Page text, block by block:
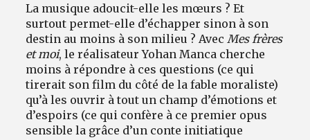
La musique adoucit-elle les mœurs ? Et
surtout permet-elle d’échapper sinon à son
destin au moins à son milieu ? Avec Mes frères
et moi, le réalisateur Yohan Manca cherche
moins à répondre à ces questions (ce qui
tirerait son film du côté de la fable moraliste)
qu’à les ouvrir à tout un champ d’émotions et
d’espoirs (ce qui confère à ce premier opus
sensible la grâce d’un conte initiatique